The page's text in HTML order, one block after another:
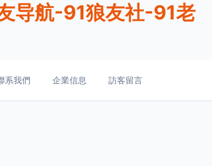
导航-91狼友社-91老
系我們 企業信息 訪客留言